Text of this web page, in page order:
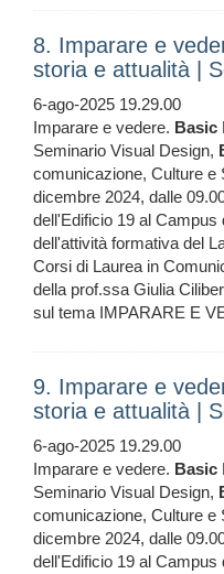
8. Imparare e
storia e attualità |
6-ago-2025 19.29.00
Imparare e vedere. Basic
Seminario Visual Design,
comunicazione, Culture e
dicembre 2024, dalle
dell'Edificio 19 al
dell'attività formativa del
Corsi di Laurea in
della prof.ssa Giulia
sul tema IMPARARE E
9. Imparare e
storia e attualità |
6-ago-2025 19.29.00
Imparare e vedere. Basic
Seminario Visual Design,
comunicazione, Culture e
dicembre 2024, dalle
dell'Edificio 19 al